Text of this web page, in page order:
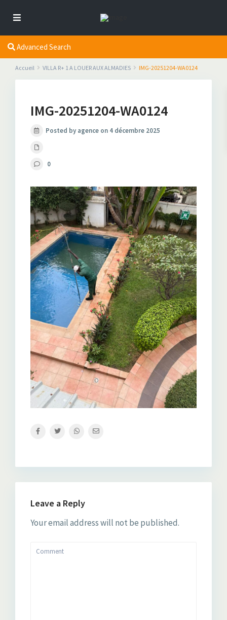
Advanced Search
Accueil VILLA R+ 1 A LOUER AUX ALMADIES IMG-20251204-WA0124
IMG-20251204-WA0124
Posted by agence on 4 décembre 2025
0
Leave a Reply
Your email address will not be published.